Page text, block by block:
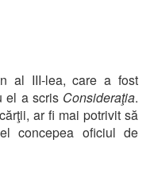
al III-lea, care a fost
el a scris Consideraţia.
ar fi mai potrivit să
concepea oficiul de